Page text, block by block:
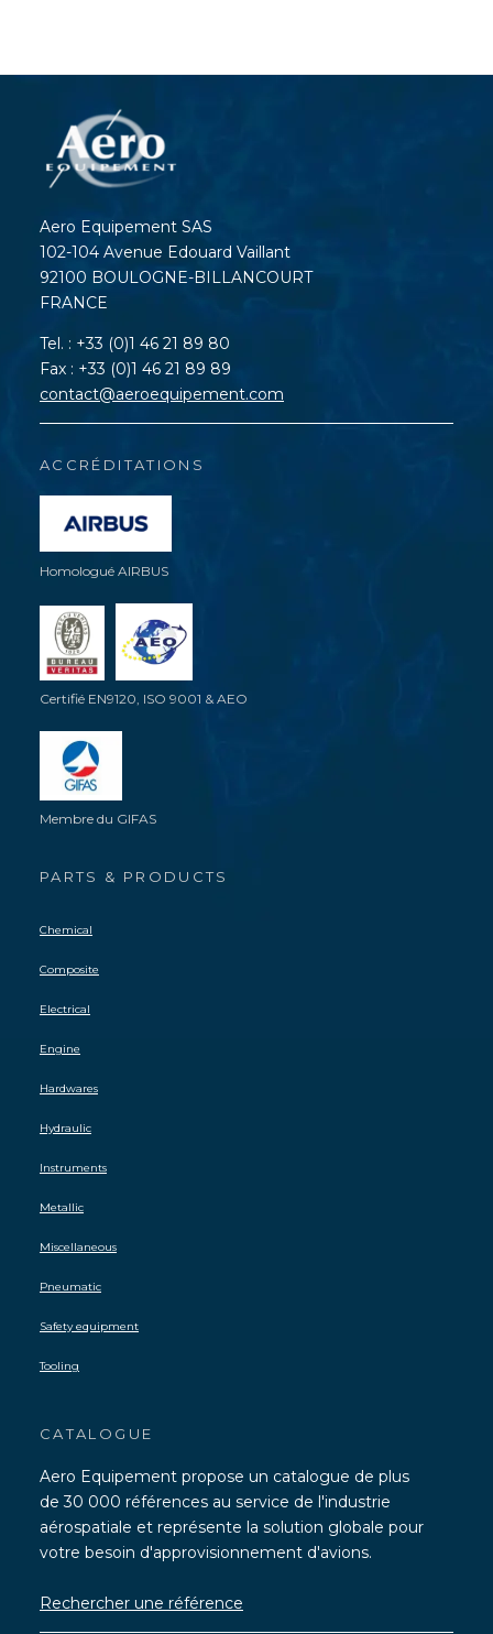
Aero Equipement SAS
102-104 Avenue Edouard Vaillant
92100 BOULOGNE-BILLANCOURT
FRANCE
Tel. : +33 (0)1 46 21 89 80
Fax : +33 (0)1 46 21 89 89
contact@aeroequipement.com
ACCRÉDITATIONS
Homologué AIRBUS
Certifié EN9120, ISO 9001 & AEO
Membre du GIFAS
PARTS & PRODUCTS
Chemical
Composite
Electrical
Engine
Hardwares
Hydraulic
Instruments
Metallic
Miscellaneous
Pneumatic
Safety equipment
Tooling
CATALOGUE
Aero Equipement propose un catalogue de plus
de 30 000 références au service de l'industrie
aérospatiale et représente la solution globale pour
votre besoin d'approvisionnement d'avions.
Rechercher une référence